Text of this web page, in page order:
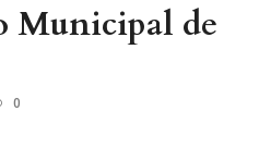
Municipal de
0